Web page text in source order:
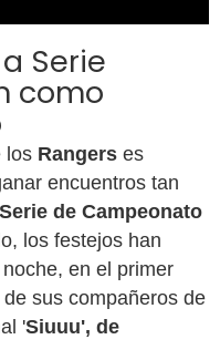
Serie
como
los Rangers es
encuentros tan
Serie de Campeonato
los festejos han
en el primer
de sus compañeros de
'Siuuu', de